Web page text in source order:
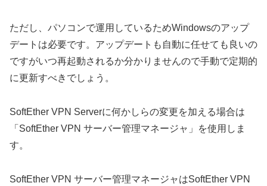
ただし、パソコンで運用しているためWindowsのアップ
デートは必要です。アップデートも自動に任せても良いの
ですがいつ再起動されるか分かりませんので手動で定期的
に更新すべきでしょう。
SoftEther VPN Serverに何かしらの変更を加える場合は
「SoftEther VPN サーバー管理マネージャ」を使用しま
す。
SoftEther VPN サーバー管理マネージャはSoftEther VPN